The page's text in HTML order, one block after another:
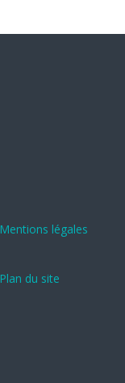
Mentions légales
Plan du site